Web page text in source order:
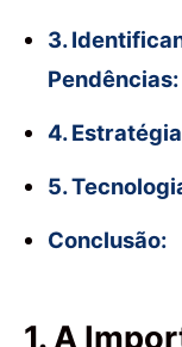
3.
Pendências:
4.
5.
Conclusão:
1. A